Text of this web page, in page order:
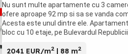
Nu sunt multe apartamente cu 3
ofere aproape 92 mp si sa se vanda
Acesta este unul dintre ele.
bloc cu 10 etaje, pe Bulevardul
2041 EUR/m2 | 88 m2